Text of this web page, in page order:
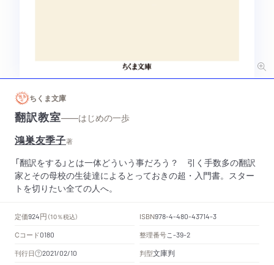
ちくま文庫
翻訳教室——はじめの一歩
鴻巣友季子著
「翻訳をする」とは一体どういう事だろう？ 引く手数多の翻訳
家とその母校の生徒達によるとっておきの超・入門書。スター
トを切りたい全ての人へ。
定価924円 （10％税込） ISBN978-4-480-43714-3
Cコード0180 整理番号こ-39-2
刊行日 2021/02/10 判型文庫判